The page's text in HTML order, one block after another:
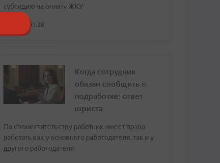
субсидию на оплату ЖКУ
сегодня, 01:28
Когда сотрудник
обязан сообщить о
подработке: ответ
юриста
По совместительству работник имеет право
работать как у основного работодателя, так и у
другого работодателя